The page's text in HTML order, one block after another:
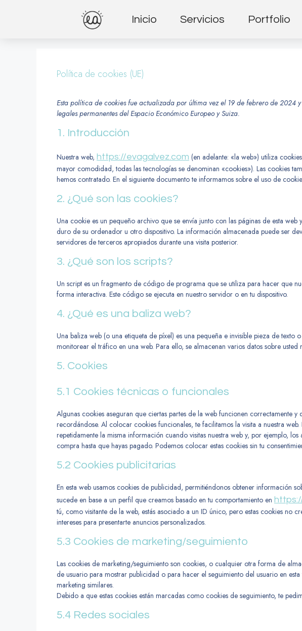
Inicio Servicios Portfolio
Política de cookies (UE)
Esta política de cookies fue actualizada por última vez el 19 de febrero de 2024
legales permanentes del Espacio Económico Europeo y Suiza.
1. Introducción
Nuestra web, https://evagalvez.com (en adelante: «la web») utiliza
mayor comodidad, todas las tecnologías se denominan «cookies»). Las cookies
hemos contratado. En el siguiente documento te informamos sobre el uso de
2. ¿Qué son las cookies?
Una cookie es un pequeño archivo que se envía junto con las páginas de esta
duro de su ordenador u otro dispositivo. La información almacenada puede ser
servidores de terceros apropiados durante una visita posterior.
3. ¿Qué son los scripts?
Un script es un fragmento de código de programa que se utiliza para hacer que
forma interactiva. Este código se ejecuta en nuestro servidor o en tu dispositivo.
4. ¿Qué es una baliza web?
Una baliza web (o una etiqueta de píxel) es una pequeña e invisible pieza de texto
monitorear el tráfico en una web. Para ello, se almacenan varios datos sobre usted
5. Cookies
5.1 Cookies técnicas o funcionales
Algunas cookies aseguran que ciertas partes de la web funcionen correctamente y
recordándose. Al colocar cookies funcionales, te facilitamos la visita a nuestra
repetidamente la misma información cuando visitas nuestra web y, por ejemplo,
compra hasta que hayas pagado. Podemos colocar estas cookies sin tu
5.2 Cookies publicitarias
En esta web usamos cookies de publicidad, permitiéndonos obtener información
sucede en base a un perfil que creamos basado en tu comportamiento en
tú, como visitante de la web, estás asociado a un ID único, pero estas cookies no
intereses para presentarte anuncios personalizados.
5.3 Cookies de marketing/seguimiento
Las cookies de marketing/seguimiento son cookies, o cualquier otra forma de
de usuario para mostrar publicidad o para hacer el seguimiento del usuario en
marketing similares.
Debido a que estas cookies están marcadas como cookies de seguimiento, te
5.4 Redes sociales